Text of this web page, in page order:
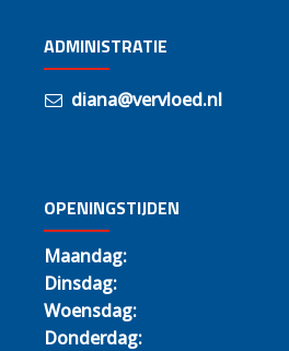
ADMINISTRATIE
diana@vervloed.nl
OPENINGSTIJDEN
Maandag:
Dinsdag:
Woensdag:
Donderdag: